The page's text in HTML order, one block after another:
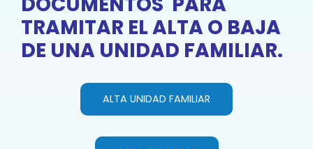
TRAMITAR EL ALTA O BAJA
DE UNA UNIDAD FAMILIAR.
ALTA UNIDAD FAMILIAR